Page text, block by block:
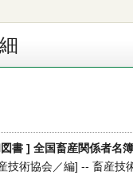
書 ] 全国畜産関係者名
技術協会／編] -- 畜産技